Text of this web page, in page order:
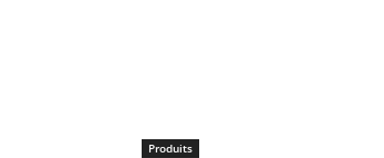
Produits